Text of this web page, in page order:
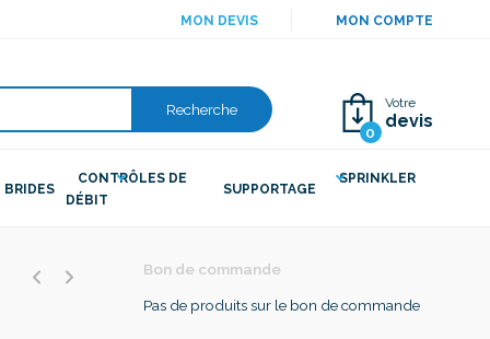
MON DEVIS MON COMPTE
Recherche
0
Votre
devis
BRIDES
CONTRÔLES DE
DÉBIT
SUPPORTAGE
SPRINKLER
Bon de commande
Pas de produits sur le bon de commande